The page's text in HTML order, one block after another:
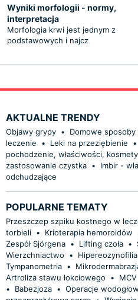
Wyniki morfologii - normy,
interpretacja
Morfologia krwi jest jednym z
podstawowych i najcz
AKTUALNE TRENDY
Objawy grypy • Domowe sposoby
leczenie
• Leki na przeziębienie •
pochodzenie, właściwości,
zastosowanie czystka •
Imbir -
odchudzające
POPULARNE TEMATY
Przeszczep szpiku kostnego w
torbieli • Krioterapia hemoroidów
Zespół Sjörgena • Lifting czoła •
Wierzchniactwo
• Hipereozynofilia
Tympanometria •
Artroliza stawu łokciowego
• MCV
•
Babezjoza • Operacje